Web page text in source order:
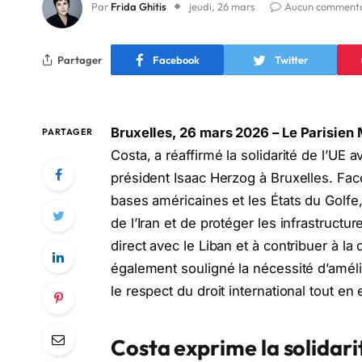
Par Frida Ghitis jeudi, 26 mars Aucun
Partager Facebook Twitter
PARTAGER
Bruxelles, 26 mars 2026 – Le Parisien
Costa, a réaffirmé la solidarité de l’UE
président Isaac Herzog à Bruxelles.
bases américaines et les États du
de l’Iran et de protéger les
direct avec le Liban et à contribuer à
également souligné la nécessité
le respect du droit international tout en
Costa exprime la